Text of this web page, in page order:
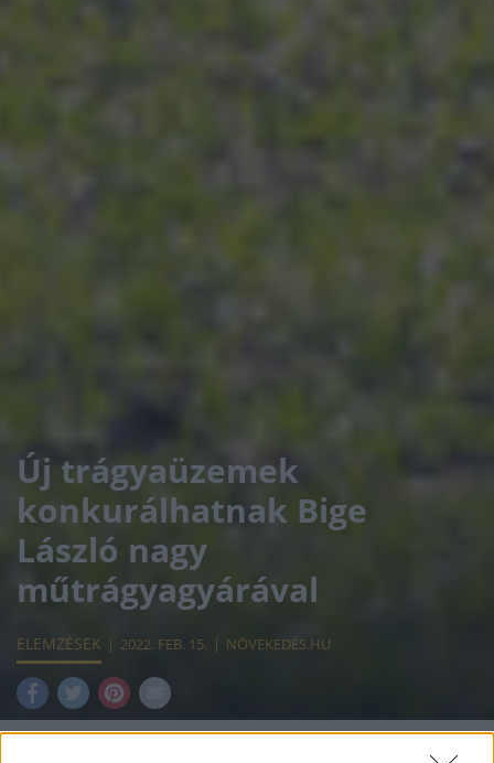
Új trágyaüzemek
konkurálhatnak Bige
László nagy
műtrágyagyárával
ELEMZÉSEK 2022. FEB. 15. NÖVEKEDÉS.HU